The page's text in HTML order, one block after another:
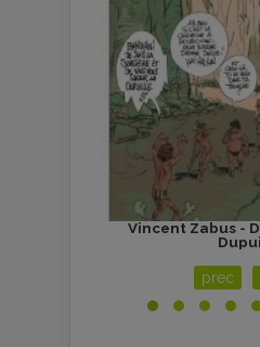
Vincent Zabus -
prec